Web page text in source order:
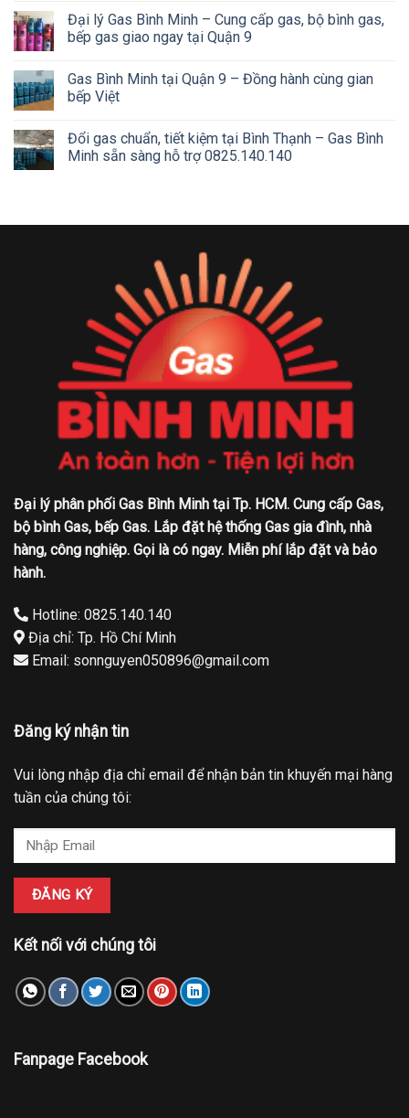
Đại lý Gas Bình Minh – Cung cấp gas, bộ bình gas,
bếp gas giao ngay tại Quận 9
Gas Bình Minh tại Quận 9 – Đồng hành cùng gian
bếp Việt
Đổi gas chuẩn, tiết kiệm tại Bình Thạnh – Gas Bình
Minh sẵn sàng hỗ trợ 0825.140.140
Đại lý phân phối Gas Bình Minh tại Tp. HCM. Cung cấp Gas,
bộ bình Gas, bếp Gas. Lắp đặt hệ thống Gas gia đình, nhà
hàng, công nghiệp. Gọi là có ngay. Miễn phí lắp đặt và bảo
hành.
Hotline: 0825.140.140
Địa chỉ: Tp. Hồ Chí Minh
Email: sonnguyen050896@gmail.com
Đăng ký nhận tin
Vui lòng nhập địa chỉ email để nhận bản tin khuyến mại hàng
tuần của chúng tôi:
Kết nối với chúng tôi
Fanpage Facebook